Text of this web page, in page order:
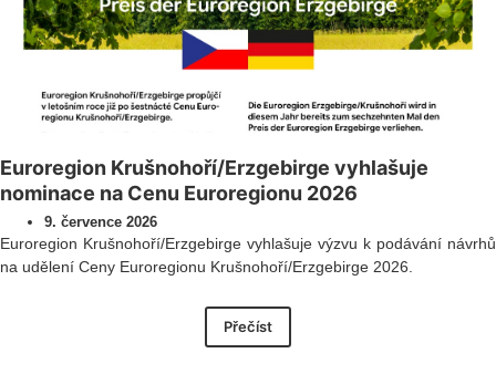
Euroregion Krušnohoří/Erzgebirge vyhlašuje
nominace na Cenu Euroregionu 2026
9. července 2026
Euroregion Krušnohoří/Erzgebirge vyhlašuje výzvu k podávání návrhů
na udělení Ceny Euroregionu Krušnohoří/Erzgebirge 2026.
Přečíst